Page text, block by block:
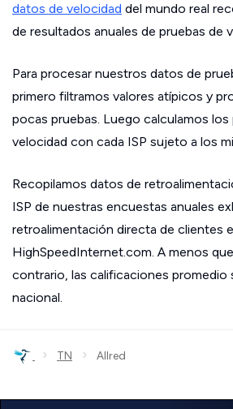
datos de velocidad del mundo real
de resultados anuales de pruebas de
Para procesar nuestros datos de
primero filtramos valores atípicos y
pocas pruebas. Luego calculamos
velocidad con cada ISP sujeto a los
Recopilamos datos de
ISP de nuestras encuestas anuales
retroalimentación directa de clientes
HighSpeedInternet.com. A menos
contrario, las calificaciones promedio
nacional.
› TN › Allred